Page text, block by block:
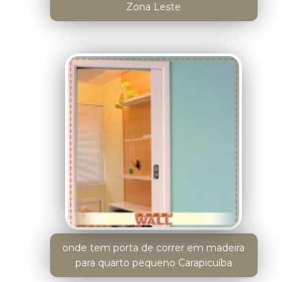
Zona Leste
onde tem porta de correr em madeira
para quarto pequeno Carapicuíba